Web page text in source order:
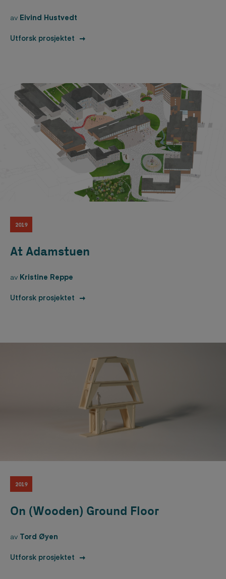
av Eivind Hustvedt
Utforsk prosjektet
2019
At Adamstuen
av Kristine Reppe
Utforsk prosjektet
2019
On (Wooden) Ground Floor
av Tord Øyen
Utforsk prosjektet